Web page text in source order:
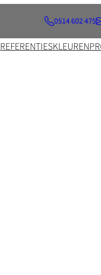
0514 602 475
REFERENTIESKLEUREN